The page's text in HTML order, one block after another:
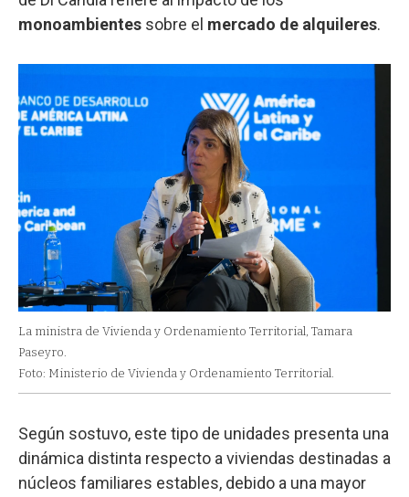
monoambientes sobre el mercado de alquileres.
La ministra de Vivienda y Ordenamiento Territorial, Tamara
Paseyro.
Foto: Ministerio de Vivienda y Ordenamiento Territorial.
Según sostuvo, este tipo de unidades presenta una
dinámica distinta respecto a viviendas destinadas a
núcleos familiares estables, debido a una mayor